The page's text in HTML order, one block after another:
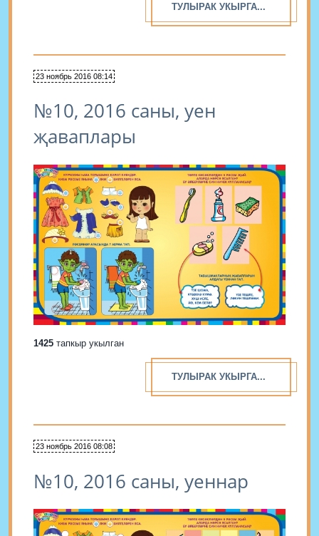
ТУЛЫРАК УКЫРГА...
23 ноябрь 2016 08:14
№10, 2016 саны, уен
җаваплары
1425 тапкыр укылган
ТУЛЫРАК УКЫРГА...
23 ноябрь 2016 08:08
№10, 2016 саны, уеннар